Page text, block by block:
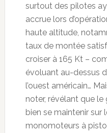
surtout des pilotes
accrue lors
haute altitude,
taux de montée
croiser à 165 Kt –
évoluant au-dessus
l’ouest américain…
noter, révélant que
bien se maintenir sur
monomoteurs à